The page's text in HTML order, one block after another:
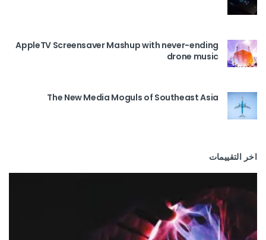
AppleTV Screensaver Mashup with never-ending
drone music
The New Media Moguls of Southeast Asia
اخر التقييمات